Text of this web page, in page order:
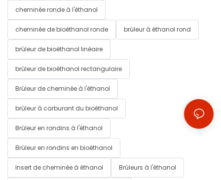
cheminée ronde à l'éthanol
cheminée de bioéthanol ronde brûleur à éthanol rond
brûleur de bioéthanol linéaire
brûleur de bioéthanol rectangulaire
Brûleur de cheminée à l'éthanol
brûleur à carburant du bioéthanol
Brûleur en rondins à l'éthanol
Brûleur en rondins en bioéthanol
Insert de cheminée à éthanol Brûleurs à l'éthanol